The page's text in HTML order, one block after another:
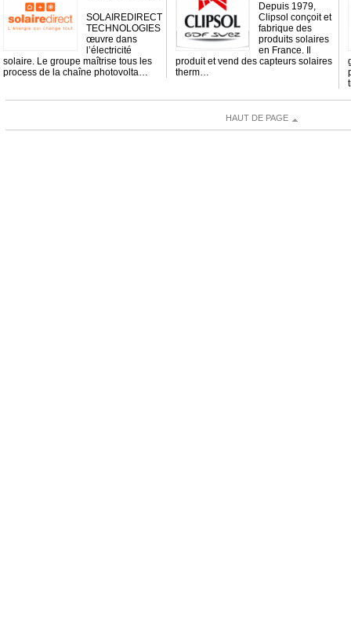
SOLAIREDIRECT
TECHNOLOGIES
œuvre dans
l’électricité
solaire. Le groupe maîtrise tous les
process de la chaîne photovolta…
Depuis 1979,
Clipsol conçoit et
fabrique des
produits solaires
en France. Il
produit et vend des capteurs solaires
therm…
HAUT DE PAGE